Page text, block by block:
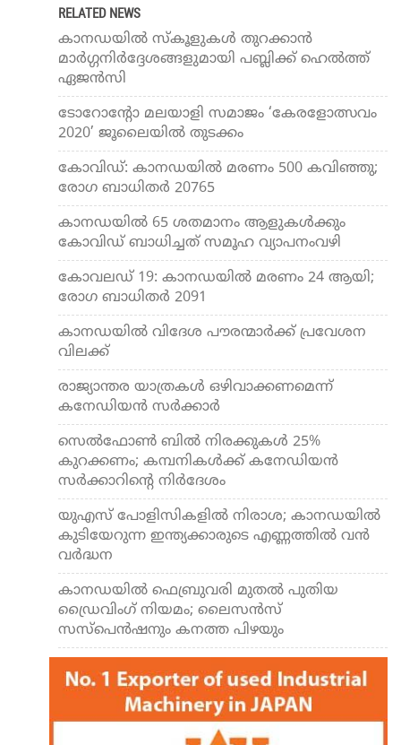
RELATED NEWS
കാനഡയില്‍ സ്‌കൂളുകള്‍ തുറക്കാന്‍
മാര്‍ഗ്ഗനിര്‍ദ്ദേശങ്ങളുമായി പബ്ലിക്ക് ഹെല്‍ത്ത്
ഏജന്‍സി
ടോറോന്റോ മലയാളി സമാജം ‘കേരളോത്സവം
2020’ ജൂലൈയിൽ തുടക്കം
കോവിഡ്: കാനഡയില്‍ മരണം 500 കവിഞ്ഞു;
രോഗ ബാധിതര്‍ 20765
കാനഡയില്‍ 65 ശതമാനം ആളുകള്‍ക്കും
കോവിഡ് ബാധിച്ചത് സമൂഹ വ്യാപനംവഴി
കോവലഡ് 19: കാനഡയില്‍ മരണം 24 ആയി;
രോഗ ബാധിതര്‍ 2091
കാനഡയില്‍ വിദേശ പൗരന്മാര്‍ക്ക് പ്രവേശന
വിലക്ക്
രാജ്യാന്തര യാത്രകള്‍ ഒഴിവാക്കണമെന്ന്
കനേഡിയന്‍ സര്‍ക്കാര്‍
സെല്‍ഫോണ്‍ ബില്‍ നിരക്കുകള്‍ 25%
കുറക്കണം; കമ്പനികള്‍ക്ക് കനേഡിയന്‍
സര്‍ക്കാറിന്റെ നിര്‍ദേശം
യുഎസ് പോളിസികളില്‍ നിരാശ; കാനഡയില്‍
കുടിയേറുന്ന ഇന്ത്യക്കാരുടെ എണ്ണത്തില്‍ വന്‍
വര്‍ദ്ധന
കാനഡയില്‍ ഫെബ്രുവരി മുതല്‍ പുതിയ
ഡ്രൈവിംഗ് നിയമം; ലൈസന്‍സ്
സസ്പെന്‍ഷനും കനത്ത പിഴയും